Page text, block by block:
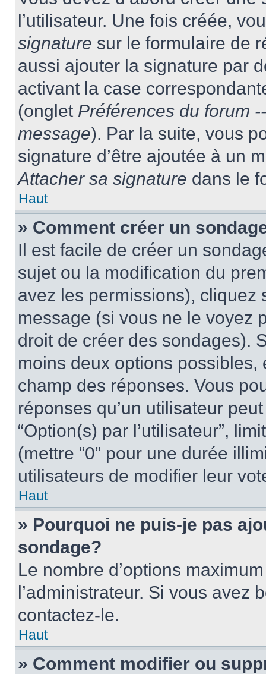
l’utilisateur. Une fois créée,
signature sur le formulaire de
aussi ajouter la signature par
activant la case
(onglet Préférences du forum
message). Par la suite, vous
signature d’être ajoutée à un
Attacher sa signature dans le
Haut
» Comment créer un
Il est facile de créer un
sujet ou la modification du
avez les permissions), cliquez
message (si vous ne le voyez
droit de créer des sondages).
moins deux options
champ des réponses. Vous
réponses qu’un utilisateur
“Option(s) par l’utilisateur”,
(mettre “0” pour une durée
utilisateurs de modifier leur
Haut
» Pourquoi ne puis-je pas
sondage?
Le nombre d’options
l’administrateur. Si vous avez
contactez-le.
Haut
» Comment modifier ou